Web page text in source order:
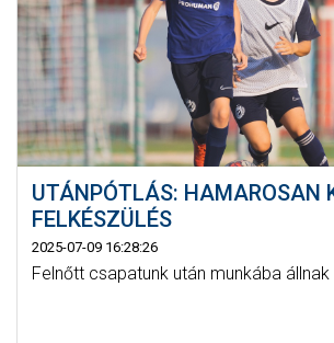
UTÁNPÓTLÁS: HAMAROSAN
FELKÉSZÜLÉS
2025-07-09 16:28:26
Felnőtt csapatunk után munkába